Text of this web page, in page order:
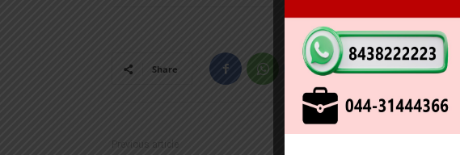
Share
Previous article